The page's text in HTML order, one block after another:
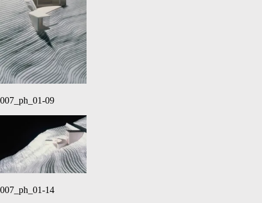
007_ph_01-09
007_ph_01-14